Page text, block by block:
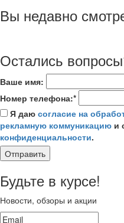
Вы недавно
Остались
Ваше имя:
Номер телефона:*
Я даю согласие на
рекламную коммуникацию и
конфиденциальности.
Отправить
Будьте в курсе!
Новости, обзоры и акции